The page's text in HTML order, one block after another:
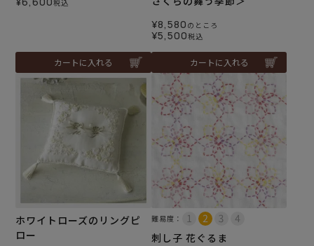
税込
カートに入れる
¥8,580 のところ
¥5,500税込
カートに入れる
ホワイトローズのリングピ
ロー
難易度：
刺し子 花ぐるま